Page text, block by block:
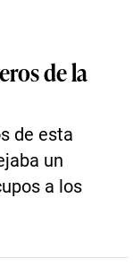
de la
de esta
un
a los